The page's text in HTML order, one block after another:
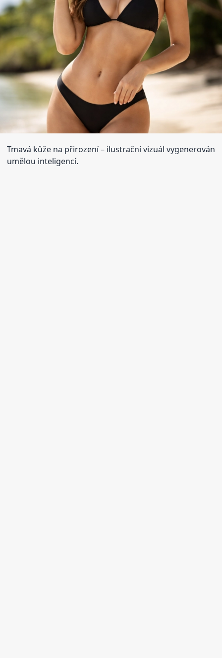
Tmavá kůže na přirození– ilustrační vizuál vygenerován
umělou inteligencí.